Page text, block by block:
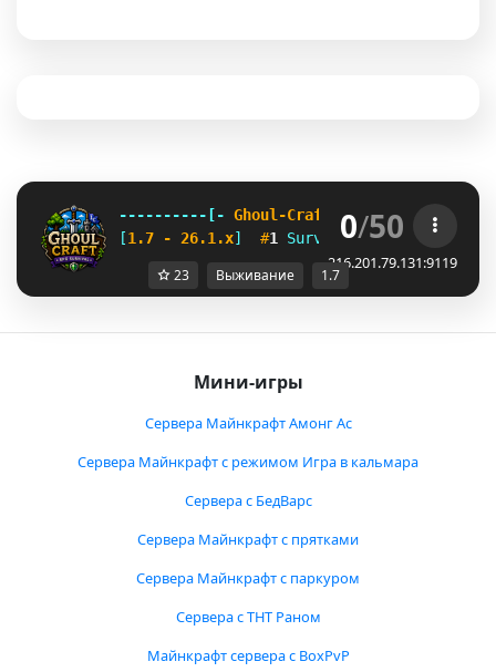
----------[- Ghoul-Craft
-]----------
[1.7 - 26.1.x] #1 Survival RPG Server
0/50
216.201.79.131:9119
23 Выживание 1.7
Мини-игры
Сервера Майнкрафт Амонг Ас
Сервера Майнкрафт с режимом Игра в кальмара
Сервера с БедВарс
Сервера Майнкрафт с прятками
Сервера Майнкрафт с паркуром
Сервера с ТНТ Раном
Майнкрафт сервера с BoxPvP